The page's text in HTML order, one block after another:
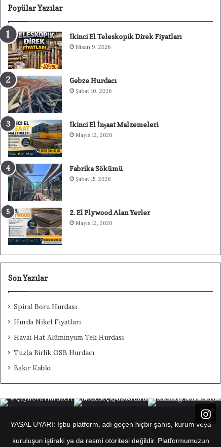
Popülar Yazılar
İkinci El Teleskopik Direk Fiyatları
Nisan 9, 2026
Gebze Hurdacı
Şubat 10, 2026
İkinci El İnşaat Malzemeleri
Mayıs 12, 2026
Fabrika Sökümü
Şubat 15, 2026
2. El Plywood Alan Yerler
Mayıs 12, 2026
Son Yazılar
Spiral Boru Hurdası
Hurda Nikel Fiyatları
Havai Hat Alüminyum Teli Hurdası
Tuzla Birlik OSB Hurdacı
Bakır Kablo
YASAL UYARI: İşbu platform, adı geçen hiçbir şahıs, kurum veya
kuruluşun iştiraki ya da resmi otoritesi değildir. Platformumuzun